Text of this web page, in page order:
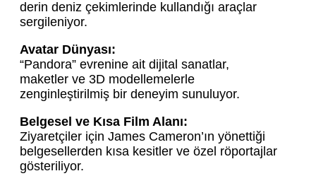
derin deniz çekimlerinde kullandığı araçlar
sergileniyor.
Avatar Dünyası:
“Pandora” evrenine ait dijital sanatlar,
maketler ve 3D modellemelerle
zenginleştirilmiş bir deneyim sunuluyor.
Belgesel ve Kısa Film Alanı:
Ziyaretçiler için James Cameron’ın yönettiği
belgesellerden kısa kesitler ve özel röportajlar
gösteriliyor.